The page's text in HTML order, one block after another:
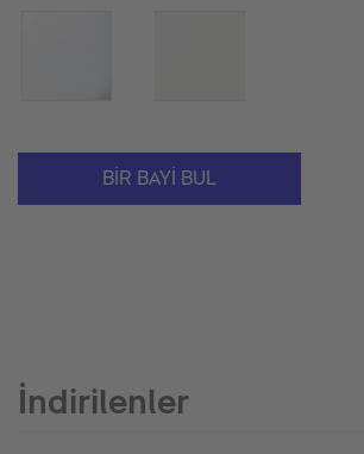
BIR BAYI BUL
İndirilenler